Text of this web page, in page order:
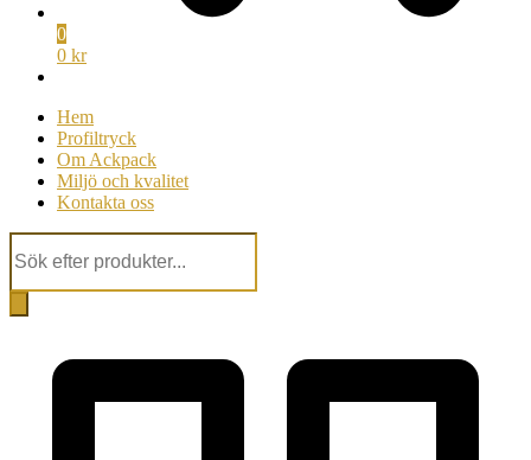
0
0 kr
Hem
Profiltryck
Om Ackpack
Miljö och kvalitet
Kontakta oss
Products
search